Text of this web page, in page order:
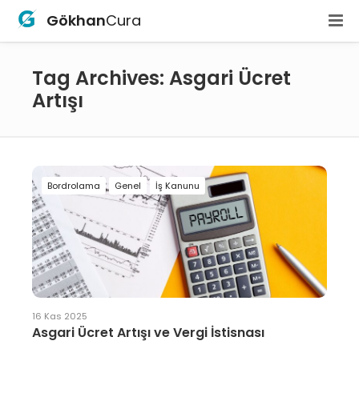
GökhanCura
Tag Archives: Asgari Ücret
Artışı
Bordrolama Genel İş Kanunu
16 Kas 2025
Asgari Ücret Artışı ve Vergi İstisnası